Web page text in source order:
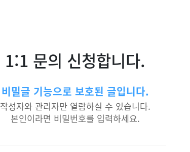
1:1 문의 신청합니다.
비밀글 기능으로 보호된 글입니다.
작성자와 관리자만 열람하실 수 있습니다.
본인이라면 비밀번호를 입력하세요.